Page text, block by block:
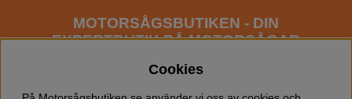
MOTORSÅGSBUTIKEN - DIN
EXPERTBUTIK PÅ MOTORSÅGAR
Cookies